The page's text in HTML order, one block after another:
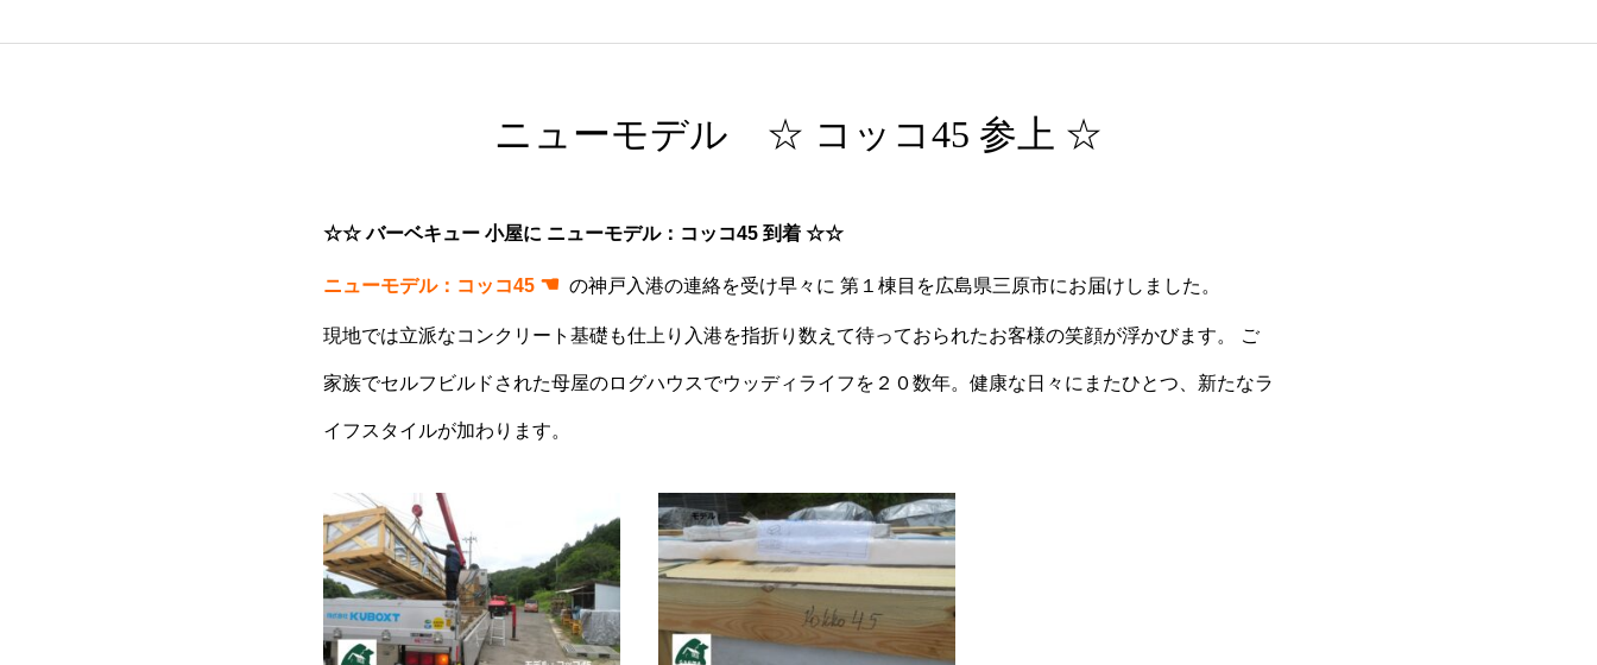
ニューモデル ☆ コッコ45 参上 ☆
☆☆ バーベキュー 小屋に ニューモデル：コッコ45 到着 ☆☆
ニューモデル：コッコ45 ☚ の神戸入港の連絡を受け早々に 第１棟目を広島県三原市にお届けしました。
現地では立派なコンクリート基礎も仕上り入港を指折り数えて待っておられたお客様の笑顔が浮かびます。 ご
家族でセルフビルドされた母屋のログハウスでウッディライフを２０数年。健康な日々にまたひとつ、新たなラ
イフスタイルが加わります。